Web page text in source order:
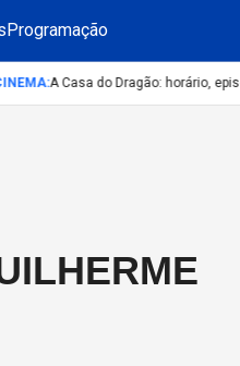
Programação
:A Casa do Dragão: horário,